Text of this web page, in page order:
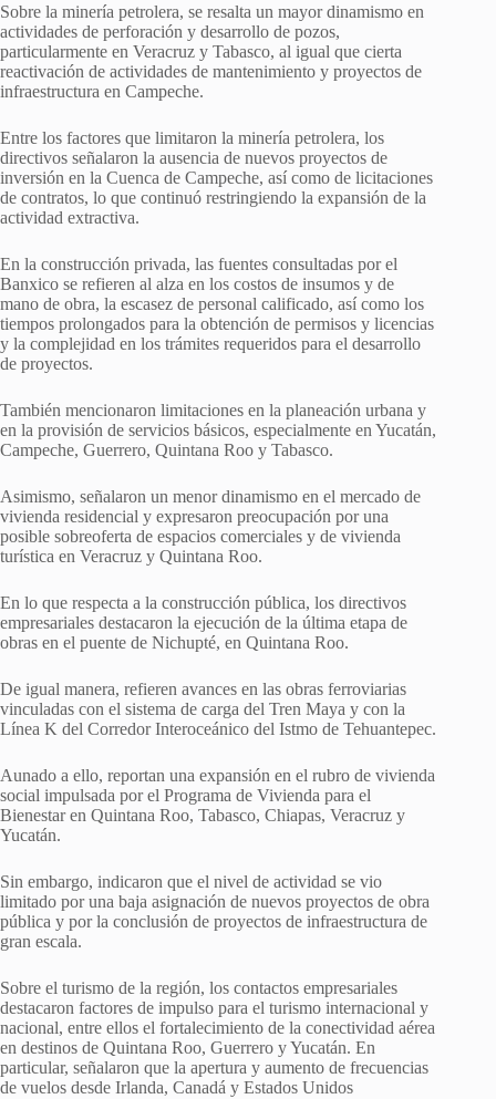
Sobre la minería petrolera, se resalta un mayor dinamismo en
actividades de perforación y desarrollo de pozos,
particularmente en Veracruz y Tabasco, al igual que cierta
reactivación de actividades de mantenimiento y proyectos de
infraestructura en Campeche.
Entre los factores que limitaron la minería petrolera, los
directivos señalaron la ausencia de nuevos proyectos de
inversión en la Cuenca de Campeche, así como de licitaciones
de contratos, lo que continuó restringiendo la expansión de la
actividad extractiva.
En la construcción privada, las fuentes consultadas por el
Banxico se refieren al alza en los costos de insumos y de
mano de obra, la escasez de personal calificado, así como los
tiempos prolongados para la obtención de permisos y licencias
y la complejidad en los trámites requeridos para el desarrollo
de proyectos.
También mencionaron limitaciones en la planeación urbana y
en la provisión de servicios básicos, especialmente en Yucatán,
Campeche, Guerrero, Quintana Roo y Tabasco.
Asimismo, señalaron un menor dinamismo en el mercado de
vivienda residencial y expresaron preocupación por una
posible sobreoferta de espacios comerciales y de vivienda
turística en Veracruz y Quintana Roo.
En lo que respecta a la construcción pública, los directivos
empresariales destacaron la ejecución de la última etapa de
obras en el puente de Nichupté, en Quintana Roo.
De igual manera, refieren avances en las obras ferroviarias
vinculadas con el sistema de carga del Tren Maya y con la
Línea K del Corredor Interoceánico del Istmo de Tehuantepec.
Aunado a ello, reportan una expansión en el rubro de vivienda
social impulsada por el Programa de Vivienda para el
Bienestar en Quintana Roo, Tabasco, Chiapas, Veracruz y
Yucatán.
Sin embargo, indicaron que el nivel de actividad se vio
limitado por una baja asignación de nuevos proyectos de obra
pública y por la conclusión de proyectos de infraestructura de
gran escala.
Sobre el turismo de la región, los contactos empresariales
destacaron factores de impulso para el turismo internacional y
nacional, entre ellos el fortalecimiento de la conectividad aérea
en destinos de Quintana Roo, Guerrero y Yucatán. En
particular, señalaron que la apertura y aumento de frecuencias
de vuelos desde Irlanda, Canadá y Estados Unidos